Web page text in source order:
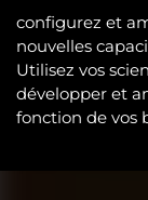
configurez et
nouvelles
Utilisez vos
développer et
fonction de vos